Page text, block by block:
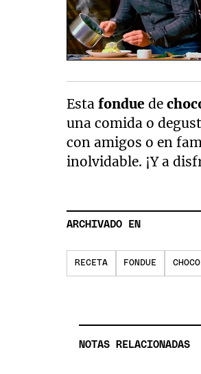
Estafonduede
una comida o
con amigos o en
inolvidable. ¡Y a
ARCHIVADO EN
RECETA FONDUE
NOTAS RELACIONADAS